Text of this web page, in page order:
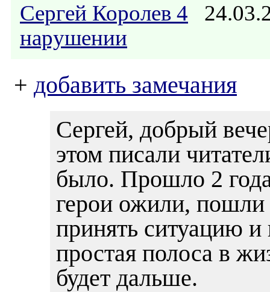
Сергей Королев 4
нарушении
+ добавить замечания
Сергей, добрый
этом писали
было. Прошло 2
герои ожили, пошли
принять ситуацию
простая полоса в
будет дальше.